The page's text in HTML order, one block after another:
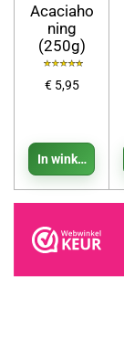
Acaciaho
ning
(250g)
€ 5,95
In winkelwagen